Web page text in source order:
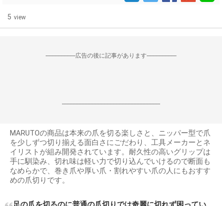
5 view
--------------------広告の後に記事があります--------------------
------------------------------------------------------------------
MARUTOの商品は本来の爪を切る楽しさと、ニッパー型で爪
を少しずつ切り揃える面白さにごだわり、工具メーカーとネ
イリストが組み開発されています。耐久性の高いグリップは
手に馴染み、切れ味は軽い力で切り込んでいけるので断面も
なめらかで、巻き爪や厚い爪・割れやすい爪の人にもおすす
めの爪切りです。